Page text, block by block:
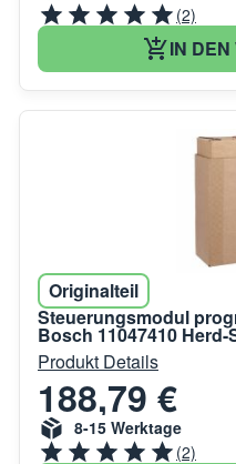
(2)
IN
Originalteil
Steuerungsmodul
Bosch 11047410
Produkt Details
188,79 €
8-15 Werktage
(2)